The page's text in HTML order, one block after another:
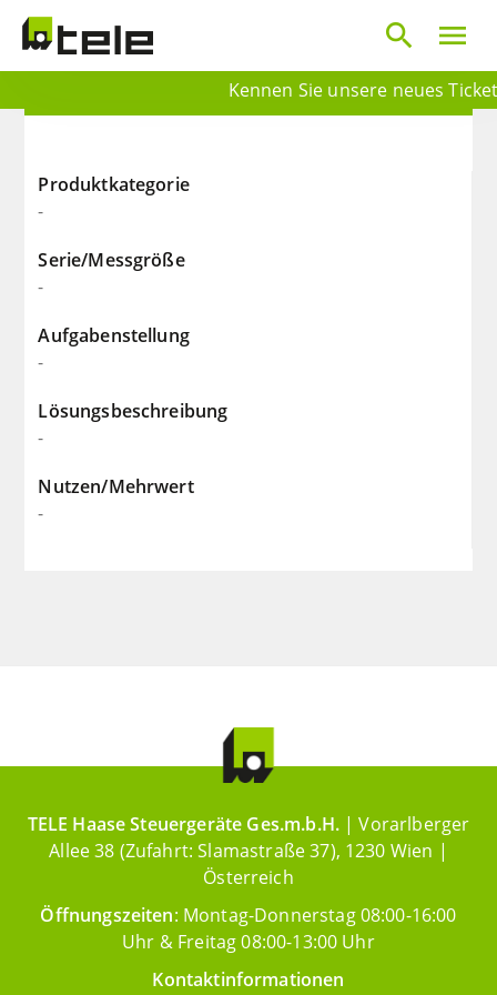
Kennen Sie unsere neues
menu
search
Produktkategorie
-
Serie/Messgröße
-
Aufgabenstellung
-
Lösungsbeschreibung
-
Nutzen/Mehrwert
-
TELE Haase Steuergeräte Ges.m.b.H. | Vorarlberger
Allee 38 (Zufahrt: Slamastraße 37), 1230 Wien |
Österreich
Öffnungszeiten: Montag-Donnerstag 08:00-16:00
Uhr & Freitag 08:00-13:00 Uhr
Kontaktinformationen